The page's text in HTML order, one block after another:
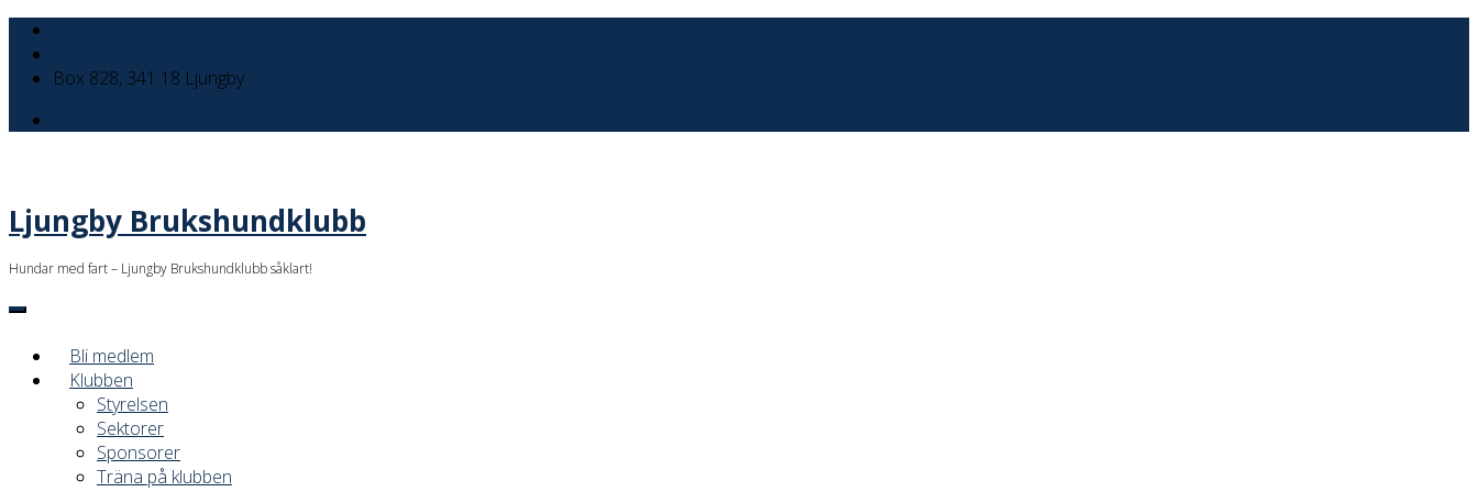
Box 828, 341 18 Ljungby
Ljungby Brukshundklubb
Hundar med fart – Ljungby Brukshundklubb såklart!
Bli medlem
Klubben
Styrelsen
Sektorer
Sponsorer
Träna på klubben